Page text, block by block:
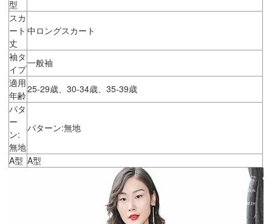
型
スカ
ート
丈
中ロングスカート
袖タ
イプ
一般袖
適用
年齢
25-29歳、30-34歳、35-39歳
パタ
ー
ン:
無地
パターン:無地
A型 A型